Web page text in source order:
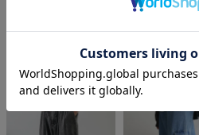
着用アイテムはこちら